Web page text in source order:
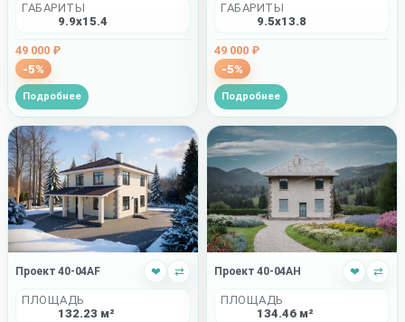
ГАБАРИТЫ
9.9x15.4
49 000 ₽
-5%
Подробнее
ГАБАРИТЫ
9.5x13.8
49 000 ₽
-5%
Подробнее
Проект 40-04AF ❤ ⇄
ПЛОЩАДЬ
132.23 м²
Проект 40-04AH ❤ ⇄
ПЛОЩАДЬ
134.46 м²